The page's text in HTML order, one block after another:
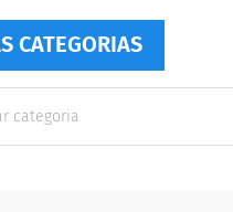
CATEGORIAS